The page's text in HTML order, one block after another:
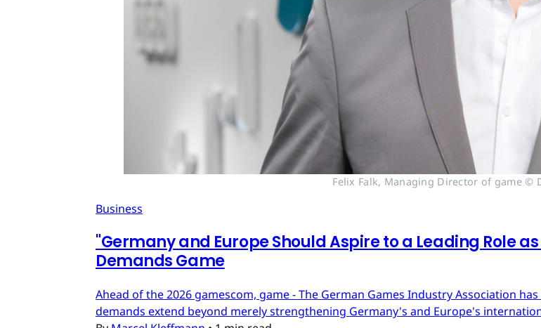
Felix Falk, Managing Director of game ©
Business
"Germany and Europe Should Aspire to a Leading Role
Demands Game
Ahead of the 2026 gamescom, game - The German Games Industry Association
demands extend beyond merely strengthening Germany's and Europe's